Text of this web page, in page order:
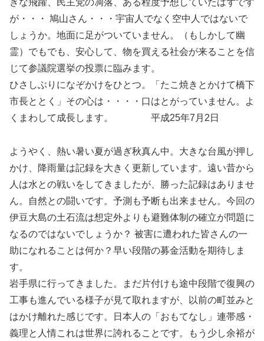
きな飛躍、民主党の凋落、ある程度予想していたはずです
が・・・ 鳩山さん・・・宇宙人でなく空中人ではないで
しょうか。地面に足がついていません。（もしかして幽
霊）でもでも、安心して、物を買える社会が来ることを信
じて参議院選挙の投票に臨みます。
ひさしぶりになぞかけをひとつ。「たこ焼きとかけて橋下
市長ととく」その心は・・・・口はとがっていません。よ
くまわして成長します。 平成25年7月2日
ようやく、熱い暑い夏が過ぎ秋真ん中。大きな台風が押し
かけ、降雨量は記録を大きく更新しています。遠い昔から
人は水との戦いをしてきましたが、勝った記録はありませ
ん。自然との闘いです。予測も予断も出来ません。今回の
伊豆大島の土石流は想定外よりも避難体制の確立が問題に
なるのではないでしょうか？ 被害に遭われた皆さんの一
助になれることは何か？早い段階の募金活動を期待しま
す。
岩手県に行ってきました。まだ片付けも途中段階で復興の
工事も進んでいる様子が見て取れますが、以前の町並みと
はかけ離れた感じです。日本人の「おもてなし」連帯感・
義理と人情これは世界に誇れることです。もう少し余裕が